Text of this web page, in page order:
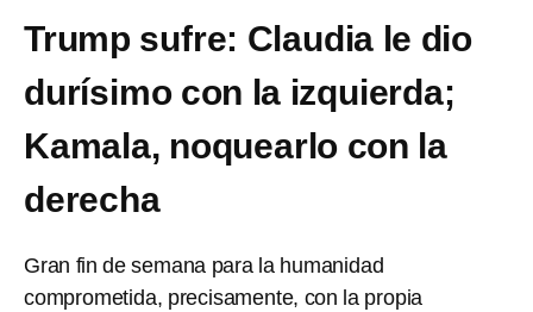
Trump sufre: Claudia le dio
durísimo con la izquierda;
Kamala, noquearlo con la
derecha
Gran fin de semana para la humanidad
comprometida, precisamente, con la propia